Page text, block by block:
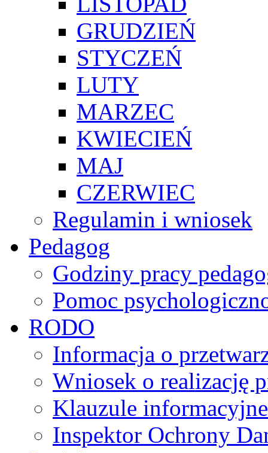
GRUDZIEŃ
STYCZEŃ
LUTY
MARZEC
KWIECIEŃ
MAJ
CZERWIEC
Regulamin i wniosek
Pedagog
Godziny pracy
Pomoc
RODO
Informacja o
Wniosek o realizację
Klauzule informacyjne
Inspektor Ochrony